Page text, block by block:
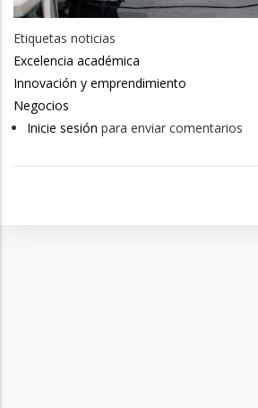
Etiquetas noticias
Excelencia académica
Innovación y emprendimiento
Negocios
Inicie sesión para enviar comentarios